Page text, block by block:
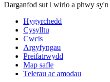
Darganfod sut i wirio a phwy sy'n
Hygyrchedd
Cysylltu
Cwcis
Argyfyngau
Preifatrwydd
Map safle
Telerau ac amodau